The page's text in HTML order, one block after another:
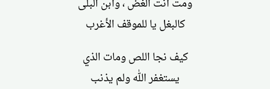
كالبغل يا للموقف الأغرب
كيف نجا اللص ومات الذي
يستغفر الله ولم يذنب